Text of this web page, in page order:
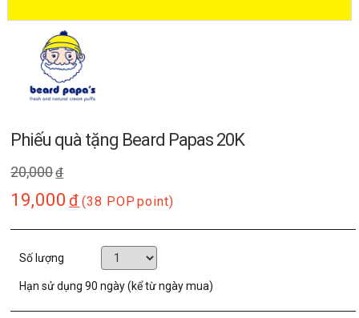
Phiếu quà tặng Beard Papas 20K
20,000đ
19,000 đ (38 POP point)
Số lượng
Hạn sử dụng90 ngày (kể từ ngày mua)